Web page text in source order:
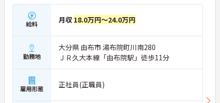
給料 月収 18.0万円～24.0万円
勤務地
大分県 由布市 湯布院町川南280
ＪＲ久大本線「由布院駅」徒歩11分
雇用形態 正社員(正職員)